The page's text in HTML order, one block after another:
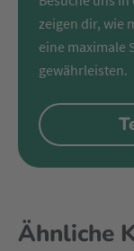
zeigen dir, wie
eine maximale
gewährleisten.
Ähnliche